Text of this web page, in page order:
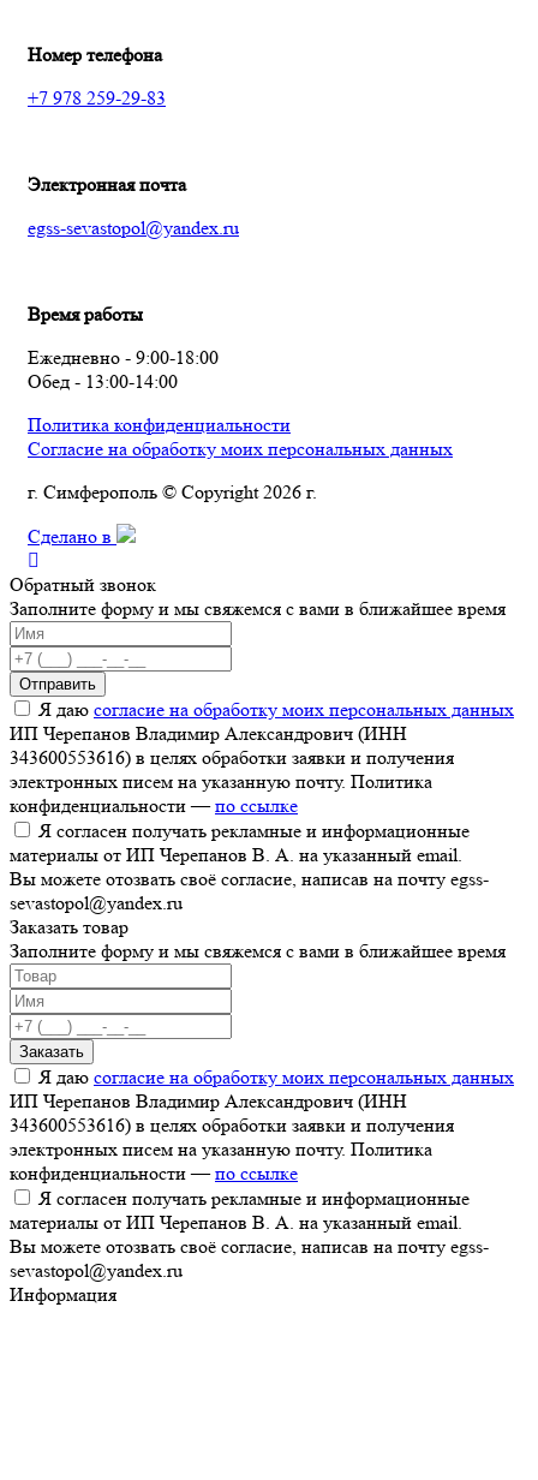
Номер телефона
+7 978 259-29-83
Электронная почта
egss-sevastopol@yandex.ru
Время работы
Ежедневно - 9:00-18:00
Обед - 13:00-14:00
Политика конфиденциальности
Согласие на обработку моих персональных данных
г. Симферополь © Copyright 2026 г.
Сделано в
Обратный звонок
Заполните форму и мы свяжемся с вами в ближайшее время
Отправить
Я даю согласие на обработку моих персональных данных
ИП Черепанов Владимир Александрович (ИНН
343600553616) в целях обработки заявки и получения
электронных писем на указанную почту. Политика
конфиденциальности —по ссылке
Я согласен получать рекламные и информационные
материалы от ИП Черепанов В. А. на указанный email.
Вы можете отозвать своё согласие, написав на почту egss-
sevastopol@yandex.ru
Заказать товар
Заполните форму и мы свяжемся с вами в ближайшее время
Заказать
Я даю согласие на обработку моих персональных данных
ИП Черепанов Владимир Александрович (ИНН
343600553616) в целях обработки заявки и получения
электронных писем на указанную почту. Политика
конфиденциальности —по ссылке
Я согласен получать рекламные и информационные
материалы от ИП Черепанов В. А. на указанный email.
Вы можете отозвать своё согласие, написав на почту egss-
sevastopol@yandex.ru
Информация